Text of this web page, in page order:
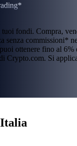
tuoi fondi. Compra,
senza commissioni*
ottenere fino al 6%
Crypto.com. Si